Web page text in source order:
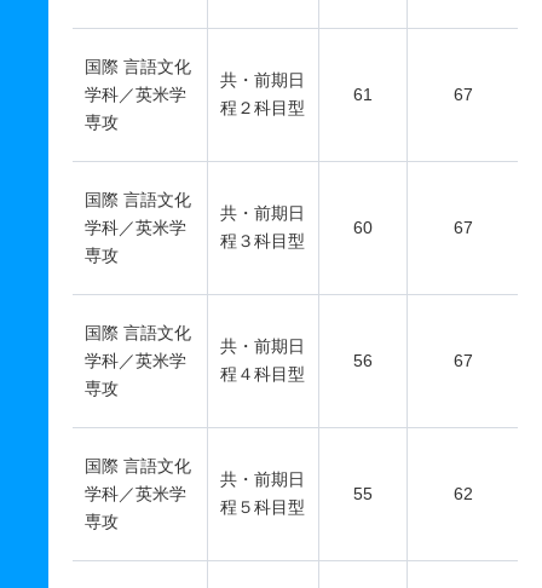
国際 言語文化
学科／英米学
専攻
共・前期日
程２科目型
61 67
国際 言語文化
学科／英米学
専攻
共・前期日
程３科目型
60 67
国際 言語文化
学科／英米学
専攻
共・前期日
程４科目型
56 67
国際 言語文化
学科／英米学
専攻
共・前期日
程５科目型
55 62